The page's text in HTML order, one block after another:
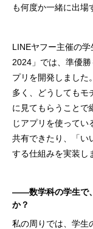
も何度か一緒に出場
LINEヤフー主催の
2024」では、準優
プリを開発しました
多く、どうしてもモ
に見てもらうことで
じアプリを使って
共有できたり、「い
する仕組みを実装し
――数学科の学生で
か？
私の周りでは、学生